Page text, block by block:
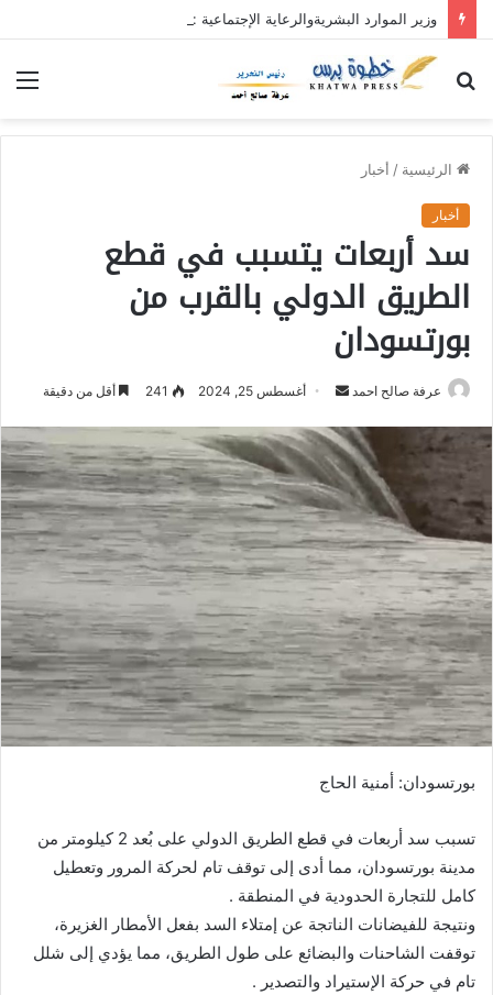
الرئيسية / أخبار
أخبار
سد أربعات يتسبب في قطع
الطريق الدولي بالقرب من
بورتسودان
عرفة صالح احمد
س
ل
ب
ر
ي
إ
ل
ك
ت
ر
ن
ا
أغسطس 25, 2024 241 أقل من دقيقة
بورتسودان: أمنية الحاج
تسبب سد أربعات في قطع الطريق الدولي على بُعد 2 كيلومتر من
مدينة بورتسودان، مما أدى إلى توقف تام لحركة المرور وتعطيل
كامل للتجارة الحدودية في المنطقة .
ونتيجة للفيضانات الناتجة عن إمتلاء السد بفعل الأمطار الغزيرة،
توقفت الشاحنات والبضائع على طول الطريق، مما يؤدي إلى شلل
تام في حركة الإستيراد والتصدير .